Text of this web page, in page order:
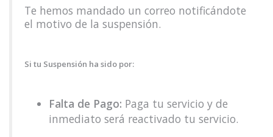
Te hemos mandado un correo notificándote
el motivo de la suspensión.
Si tu Suspensión ha sido por:
Falta de Pago: Paga tu servicio y de
inmediato será reactivado tu servicio.